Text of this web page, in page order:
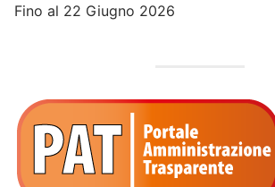
Fino al 22 Giugno 2026